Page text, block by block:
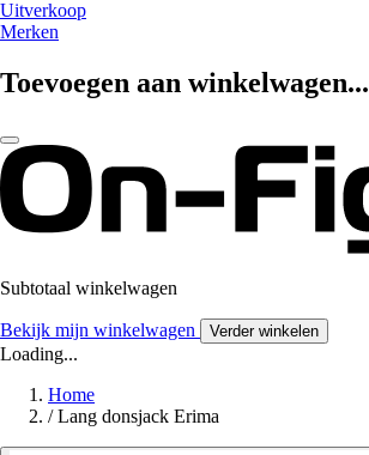
Uitverkoop
Merken
Toevoegen aan winkelwagen...
Subtotaal winkelwagen
Bekijk mijn winkelwagen Verder winkelen
Loading...
Home
/ Lang donsjack Erima